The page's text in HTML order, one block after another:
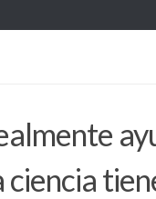
ciencia